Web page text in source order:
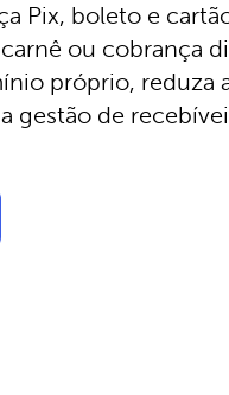
Pix, boleto e
ou cobrança
próprio, reduza
gestão de